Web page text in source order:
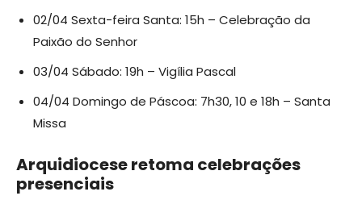
02/04 Sexta-feira Santa: 15h – Celebração da
Paixão do Senhor
03/04 Sábado: 19h – Vigília Pascal
04/04 Domingo de Páscoa: 7h30, 10 e 18h – Santa
Missa
Arquidiocese retoma celebrações
presenciais